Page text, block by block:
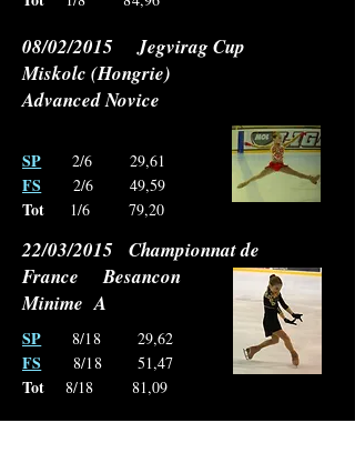
08/02/2015 Jegvirag Cup
Miskolc (Hongrie)
Advanced Novice
SP 2/6 29,61
FS 2/6 49,59
Tot 1/6 79,20
SP 8/18 29,62
FS 8/18 51,47
Tot 8/18 81,09
22/03/2015 Championnat de
France Besancon
Minime A
29/03/2015 Championnat de